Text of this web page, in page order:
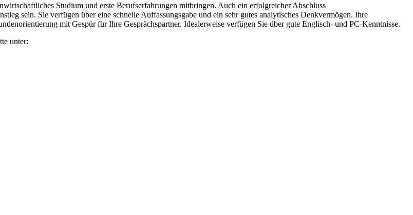
Studium und erste Berufserfahrungen mitbringen. Auch ein erfolgreicher Abschluss
sein. Sie verfügen über eine schnelle Auffassungsgabe und ein sehr gutes analytisches Denkvermögen. Ihre
mit Gespür für Ihre Gesprächspartner. Idealerweise verfügen Sie über gute Englisch- und PC-Kenntnisse.
unter: